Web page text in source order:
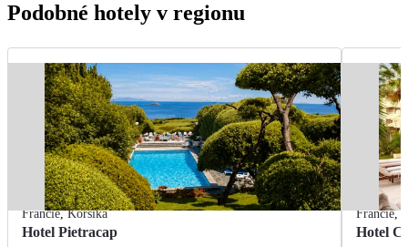
Podobné hotely v regionu
Francie,Korsika
Hotel Pietracap
Francie,
Hotel